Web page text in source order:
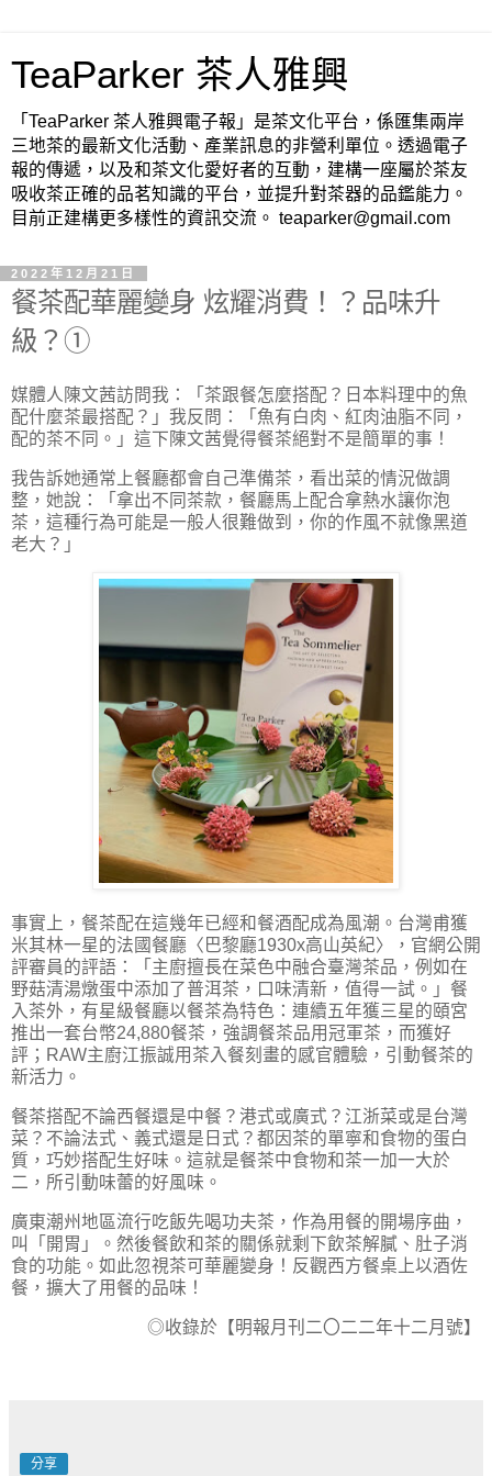
TeaParker 茶人雅興
「TeaParker 茶人雅興電子報」是茶文化平台，係匯集兩岸
三地茶的最新文化活動、產業訊息的非營利單位。透過電子
報的傳遞，以及和茶文化愛好者的互動，建構一座屬於茶友
吸收茶正確的品茗知識的平台，並提升對茶器的品鑑能力。
目前正建構更多樣性的資訊交流。 teaparker@gmail.com
2022年12月21日
餐茶配華麗變身 炫耀消費！？品味升
級？①
媒體人陳文茜訪問我：「茶跟餐怎麼搭配？日本料理中的魚
配什麼茶最搭配？」我反問：「魚有白肉、紅肉油脂不同，
配的茶不同。」這下陳文茜覺得餐茶絕對不是簡單的事！
我告訴她通常上餐廳都會自己準備茶，看出菜的情況做調
整，她說：「拿出不同茶款，餐廳馬上配合拿熱水讓你泡
茶，這種行為可能是一般人很難做到，你的作風不就像黑道
老大？」
事實上，餐茶配在這幾年已經和餐酒配成為風潮。台灣甫獲
米其林一星的法國餐廳〈巴黎廳1930x高山英紀〉，官網公開
評審員的評語：「主廚擅長在菜色中融合臺灣茶品，例如在
野菇清湯燉蛋中添加了普洱茶，口味清新，值得一試。」餐
入茶外，有星級餐廳以餐茶為特色：連續五年獲三星的頤宮
推出一套台幣24,880餐茶，強調餐茶品用冠軍茶，而獲好
評； RAW主廚江振誠用茶入餐刻畫的感官體驗，引動餐茶的
新活力。
餐茶搭配不論西餐還是中餐？港式或廣式？江浙菜或是台灣
菜？不論法式、義式還是日式？都因茶的單寧和食物的蛋白
質，巧妙搭配生好味。這就是餐茶中食物和茶一加一大於
二，所引動味蕾的好風味。
廣東潮州地區流行吃飯先喝功夫茶，作為用餐的開場序曲，
叫「開胃」。然後餐飲和茶的關係就剩下飲茶解膩、肚子消
食的功能。如此忽視茶可華麗變身！反觀西方餐桌上以酒佐
餐，擴大了用餐的品味！
◎收錄於【明報月刊二〇二二年十二月號】
分享